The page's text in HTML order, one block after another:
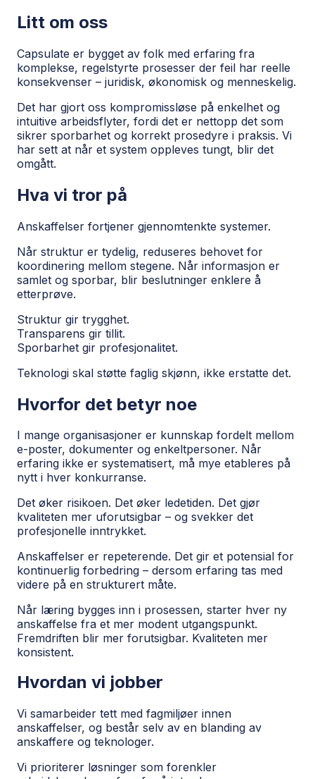
Litt om oss
Capsulate er bygget av folk med erfaring fra
komplekse, regelstyrte prosesser der feil har reelle
konsekvenser – juridisk, økonomisk og menneskelig.
Det har gjort oss kompromissløse på enkelhet og
intuitive arbeidsflyter, fordi det er nettopp det som
sikrer sporbarhet og korrekt prosedyre i praksis. Vi
har sett at når et system oppleves tungt, blir det
omgått.
Hva vi tror på
Anskaffelser fortjener gjennomtenkte systemer.
Når struktur er tydelig, reduseres behovet for
koordinering mellom stegene. Når informasjon er
samlet og sporbar, blir beslutninger enklere å
etterprøve.
Struktur gir trygghet.
Transparens gir tillit.
Sporbarhet gir profesjonalitet.
Teknologi skal støtte faglig skjønn, ikke erstatte det.
Hvorfor det betyr noe
I mange organisasjoner er kunnskap fordelt mellom
e-poster, dokumenter og enkeltpersoner. Når
erfaring ikke er systematisert, må mye etableres på
nytt i hver konkurranse.
Det øker risikoen. Det øker ledetiden. Det gjør
kvaliteten mer uforutsigbar – og svekker det
profesjonelle inntrykket.
Anskaffelser er repeterende. Det gir et potensial for
kontinuerlig forbedring – dersom erfaring tas med
videre på en strukturert måte.
Når læring bygges inn i prosessen, starter hver ny
anskaffelse fra et mer modent utgangspunkt.
Fremdriften blir mer forutsigbar. Kvaliteten mer
konsistent.
Hvordan vi jobber
Vi samarbeider tett med fagmiljøer innen
anskaffelser, og består selv av en blanding av
anskaffere og teknologer.
Vi prioriterer løsninger som forenkler